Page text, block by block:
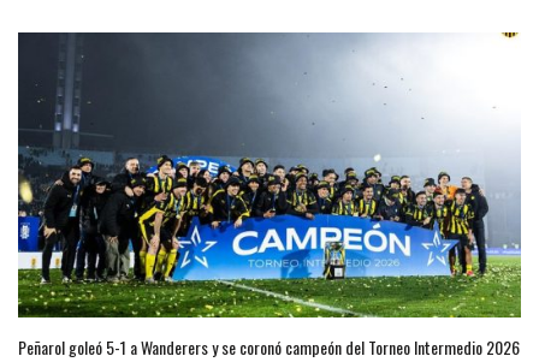
Peñarol goleó 5-1 a Wanderers y se coronó campeón del Torneo Intermedio 2026